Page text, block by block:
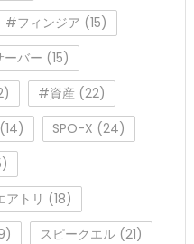
#フィンジア (15)
バー (15)
#資産 (22)
(14) SPO-X (24)
アトリ (18)
スピークエル(21)